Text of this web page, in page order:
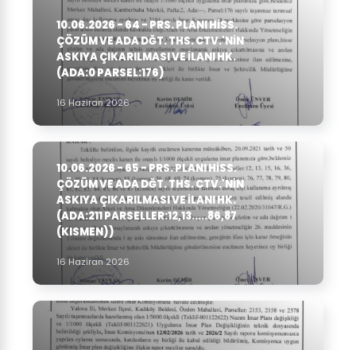
10.06.2026 - 64 - PRS. PLANI HISS.
ÇÖZÜM VE ADA DĞT. THS. CTV.'NIN
ASKIYA ÇIKARILMASI VE ILANI HK.
(ADA:0 PARSEL:176)
16 Haziran 2026
10.06.2026 - 65 - PRS. PLANI HISS.
ÇÖZÜM VE ADA DĞT. THS. CTV.'NIN
ASKIYA ÇIKARILMASI VE ILANI HK.
(ADA:211 PARSELLER:12,13.....86,87
(KISMEN))
16 Haziran 2026